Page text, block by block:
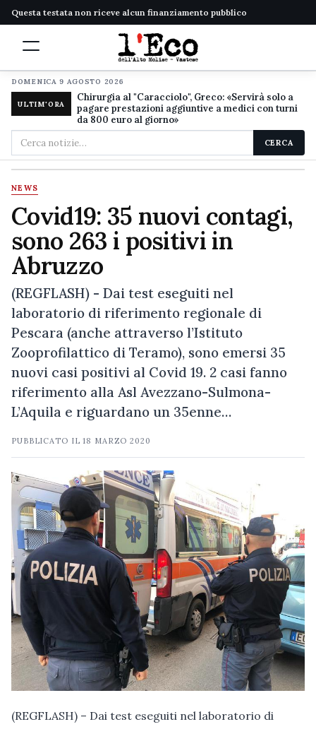
Questa testata non riceve alcun finanziamento pubblico
DOMENICA 9 AGOSTO 2026
ULTIM'ORA
Chirurgia al "Caracciolo", Greco: «Servirà solo a
pagare prestazioni aggiuntive a medici con turni
da 800 euro al giorno»
Cerca
nel
sito
CERCA
NEWS
Covid19: 35 nuovi contagi,
sono 263 i positivi in
Abruzzo
(REGFLASH) - Dai test eseguiti nel
laboratorio di riferimento regionale di
Pescara (anche attraverso l’Istituto
Zooprofilattico di Teramo), sono emersi 35
nuovi casi positivi al Covid 19. 2 casi fanno
riferimento alla Asl Avezzano-Sulmona-
L’Aquila e riguardano un 35enne…
PUBBLICATO IL18 MARZO 2020
(REGFLASH) – Dai test eseguiti nel laboratorio di